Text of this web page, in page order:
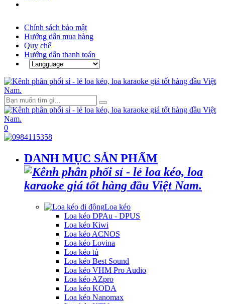
Chính sách bảo mật
Hướng dẫn mua hàng
Quy chế
Hướng dẫn thanh toán
0
DANH MỤC SẢN PHẨM
Loa kéo
Loa kéo DPAu - DPUS
Loa kéo Kiwi
Loa kéo ACNOS
Loa kéo Lovina
Loa kéo tủ
Loa kéo Best Sound
Loa kéo VHM Pro Audio
Loa kéo AZpro
Loa kéo KODA
Loa kéo Nanomax